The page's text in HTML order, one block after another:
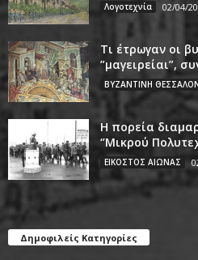
Λογοτεχνία 02/04/
Τι έτρωγαν οι
”μαγειρείαι”,
ΒΥΖΑΝΤΙΝΗ
Η πορεία
‘’Μικρού
ΕΙΚΟΣΤΟΣ ΑΙΩΝΑΣ
Δημοφιλείς Κατηγορίες